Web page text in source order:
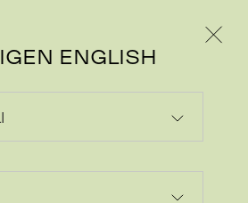
ENGLISH